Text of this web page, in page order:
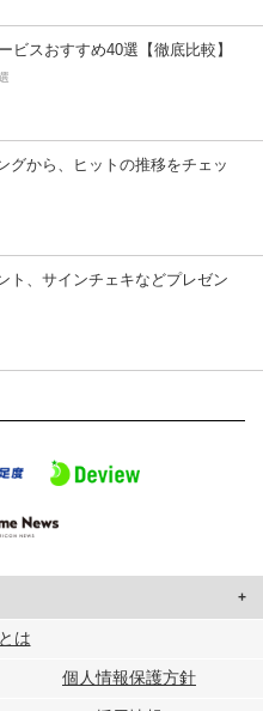
ビスおすすめ40選【徹底比較】
グから、ヒットの推移をチェッ
ト、サインチェキなどプレゼン
ザーに合わせたコンテンツや広告の
は
個人情報保護方針